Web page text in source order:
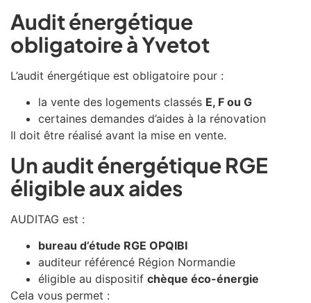
Audit énergétique
obligatoire à Yvetot
L’audit énergétique est obligatoire pour :
la vente des logements classés E, F ou G
certaines demandes d’aides à la rénovation
Il doit être réalisé avant la mise en vente.
Un audit énergétique RGE
éligible aux aides
AUDITAG est :
bureau d’étude RGE OPQIBI
auditeur référencé Région Normandie
éligible au dispositif chèque éco-énergie
Cela vous permet :